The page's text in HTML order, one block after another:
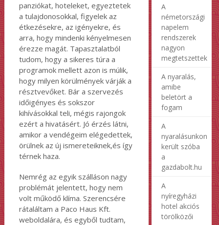
panziókat, hoteleket, egyeztetek
a tulajdonosokkal, figyelek az
étkezésekre, az igényekre, és
arra, hogy mindenki kényelmesen
érezze magát. Tapasztalatból
tudom, hogy a sikeres túra a
programok mellett azon is múlik,
hogy milyen körülmények várják a
résztvevőket. Bár a szervezés
időigényes és sokszor
kihívásokkal teli, mégis rajongok
ezért a hivatásért. Jó érzés látni,
amikor a vendégeim elégedettek,
örülnek az új ismereteiknek,és így
térnek haza.
Nemrég az egyik szálláson nagy
problémát jelentett, hogy nem
volt működő klíma. Szerencsére
rátaláltam a Paco Haus Kft.
weboldalára, és egyből tudtam,
A
németországi
napelem
rendszerek
nagyon
megtetszettek
A nyaralás,
amibe
beletört a
fogam
A
nyaralásunkon
került szóba
a
gazdabolt.hu
A
nyíregyházi
hotel akciós
törölközői